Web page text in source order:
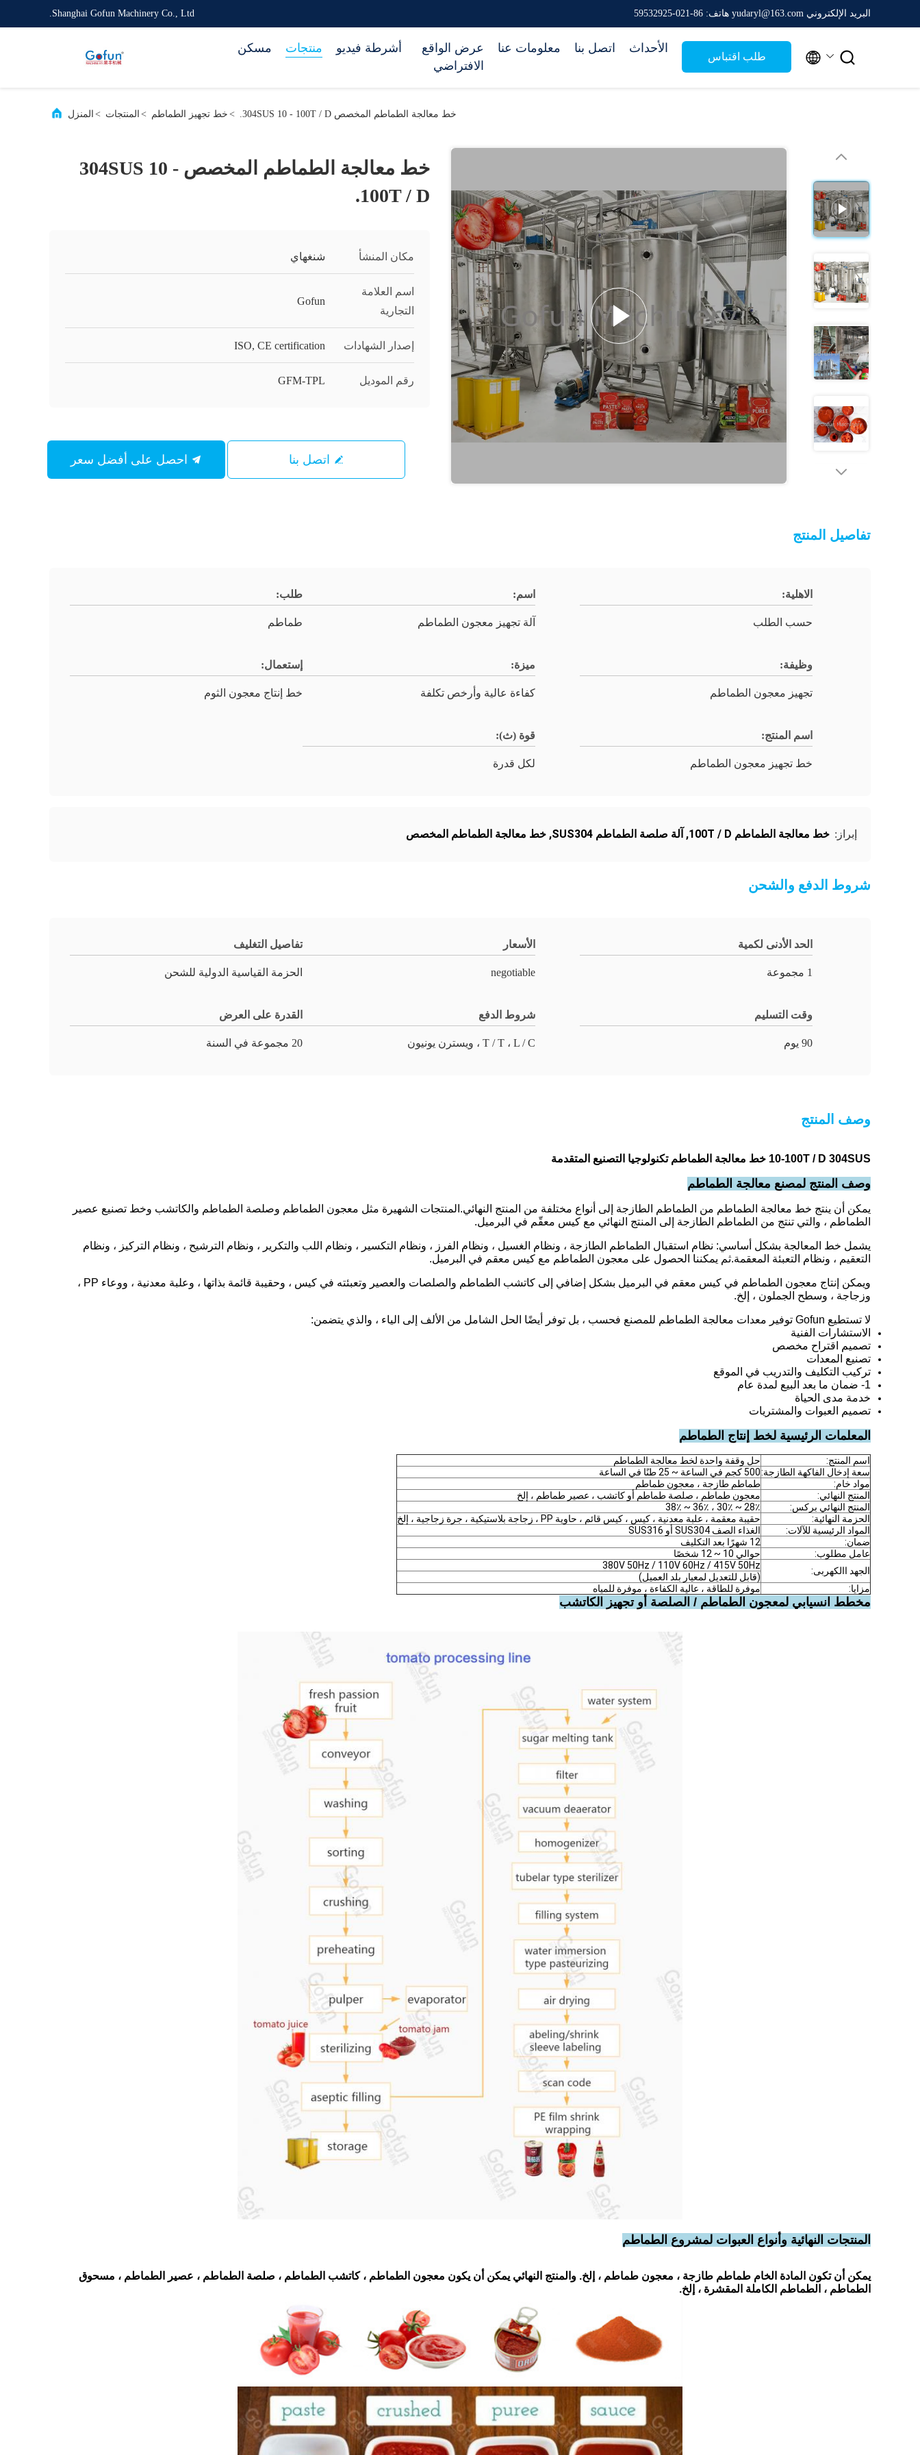
Shanghai Gofun Machinery Co., Ltd. البريد الإلكتروني yudaryl@163.com هاتف: 86-021-59532925
مسكن منتجات أشرطة فيديو
عرض الواقع
الافتراضي
معلومات عنا اتصل بنا الأحداث
طلب اقتباس  
المنزل > المنتجات > خط تجهيز الطماطم > خط معالجة الطماطم المخصص 304SUS 10 - 100T / D.
خط معالجة الطماطم المخصص 304SUS 10 -
100T / D.
مكان المنشأ شنغهاي
اسم العلامة
التجارية
Gofun
إصدار الشهادات ISO, CE certification
رقم الموديل GFM-TPL
اتصل بنا
تفاصيل المنتج
الاهلية:
حسب الطلب
اسم:
آلة تجهيز معجون الطماطم
طلب:
طماطم
وظيفة:
تجهيز معجون الطماطم
ميزة:
كفاءة عالية وأرخص تكلفة
إستعمال:
خط إنتاج معجون الثوم
اسم المنتج:
خط تجهيز معجون الطماطم
قوة (ث):
لكل قدرة
إبراز: خط معالجة الطماطم 100T / D , آلة صلصة الطماطم SUS304 , خط معالجة الطماطم المخصص
شروط الدفع والشحن
الحد الأدنى لكمية
1 مجموعة
الأسعار
negotiable
تفاصيل التغليف
الحزمة القياسية الدولية للشحن
وقت التسليم
90 يوم
شروط الدفع
T / T ، L / C ، ويسترن يونيون
القدرة على العرض
20 مجموعة في السنة
وصف المنتج
10-100T / D 304SUS خط معالجة الطماطم تكنولوجيا التصنيع المتقدمة
وصف المنتج لمصنع معالجة الطماطم
يمكن أن ينتج خط معالجة الطماطم من الطماطم الطازجة إلى أنواع مختلفة من المنتج النهائي.المنتجات الشهيرة مثل معجون الطماطم وصلصة الطماطم والكاتشب وخط تصنيع عصير
الطماطم ، والتي تنتج من الطماطم الطازجة إلى المنتج النهائي مع كيس معقّم في البرميل.
يشمل خط المعالجة بشكل أساسي: نظام استقبال الطماطم الطازجة ، ونظام الغسيل ، ونظام الفرز ، ونظام التكسير ، ونظام اللب والتكرير ، ونظام الترشيح ، ونظام التركيز ، ونظام
التعقيم ، ونظام التعبئة المعقمة.ثم يمكننا الحصول على معجون الطماطم مع كيس معقم في البرميل.
ويمكن إنتاج معجون الطماطم في كيس معقم في البرميل بشكل إضافي إلى كاتشب الطماطم والصلصات والعصير وتعبئته في كيس ، وحقيبة قائمة بذاتها ، وعلبة معدنية ، ووعاء PP ،
وزجاجة ، وسطح الجملون ، إلخ.
لا تستطيع Gofun توفير معدات معالجة الطماطم للمصنع فحسب ، بل توفر أيضًا الحل الشامل من الألف إلى الياء ، والذي يتضمن:
الاستشارات الفنية
تصميم اقتراح مخصص
تصنيع المعدات
تركيب التكليف والتدريب في الموقع
1- ضمان ما بعد البيع لمدة عام
خدمة مدى الحياة
تصميم العبوات والمشتريات
المعلمات الرئيسية لخط إنتاج الطماطم
اسم المنتج:
حل وقفة واحدة لخط معالجة الطماطم
سعة إدخال الفاكهة الطازجة:500 كجم في الساعة ~ 25 طنًا في الساعة
مواد خام:
طماطم طازجة ، معجون طماطم
المنتج النهائي:
معجون طماطم ، صلصة طماطم أو كاتشب ، عصير طماطم ، إلخ
المنتج النهائي بركس:
28٪ ~ 30٪ ، 36٪ ~ 38٪
الحزمة النهائية:
حقيبة معقمة ، علبة معدنية ، كيس ، كيس قائم ، حاوية PP ، زجاجة بلاستيكية ، جرة زجاجية ، إلخ
المواد الرئيسية للآلات:
الغذاء الصف SUS304 أو SUS316
ضمان:
12 شهرًا بعد التكليف
عامل مطلوب:
حوالي 10 ~ 12 شخصًا
الجهد االكهربى:
380V 50Hz / 110V 60Hz / 415V 50Hz
(قابل للتعديل لمعيار بلد العميل)
مزايا:
موفرة للطاقة ، عالية الكفاءة ، موفرة للمياه
مخطط انسيابي لمعجون الطماطم / الصلصة أو تجهيز الكاتشب
المنتجات النهائية وأنواع العبوات لمشروع الطماطم
يمكن أن تكون المادة الخام طماطم طازجة ، معجون طماطم ، إلخ. والمنتج النهائي يمكن أن يكون معجون الطماطم ، كاتشب الطماطم ، صلصة الطماطم ، عصير الطماطم ، مسحوق
الطماطم ، الطماطم الكاملة المقشرة ، إلخ.